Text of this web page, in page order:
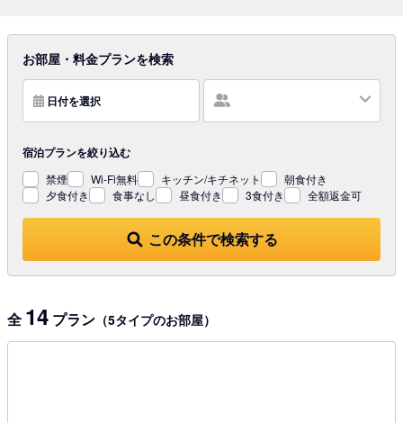
お部屋・料金プランを検索
日付を選択
この条件で検索する
宿泊プランを絞り込む
禁煙 Wi-Fi無料 キッチン/キチネット
朝食付き
夕食付き
食事なし 昼食付き 3食付き 全額返金可
全 14 プラン （5タイプのお部屋）